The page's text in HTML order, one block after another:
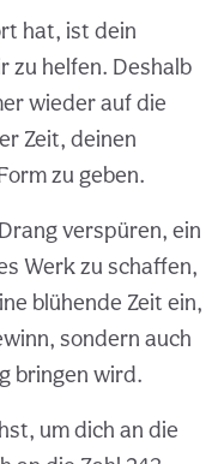
hat, ist dein
zu helfen. Deshalb
wieder auf die
Zeit, deinen
zu geben.
verspüren, ein
Werk zu schaffen,
blühende Zeit ein,
sondern auch
bringen wird.
um dich an die